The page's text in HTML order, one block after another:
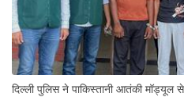
दिल्ली पुलिस ने पाकिस्तानी आतंकी मॉड्यूल